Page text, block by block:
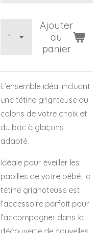
Ajouter
au
panier
L'ensemble idéal incluant
une tétine grignteuse du
coloris de votre choix et
du bac à glaçons
adapté.
Idéale pour éveiller les
papilles de votre bébé, la
tétine grignoteuse est
l’accessoire parfait pour
l’accompagner dans la
découverte de nouvelles